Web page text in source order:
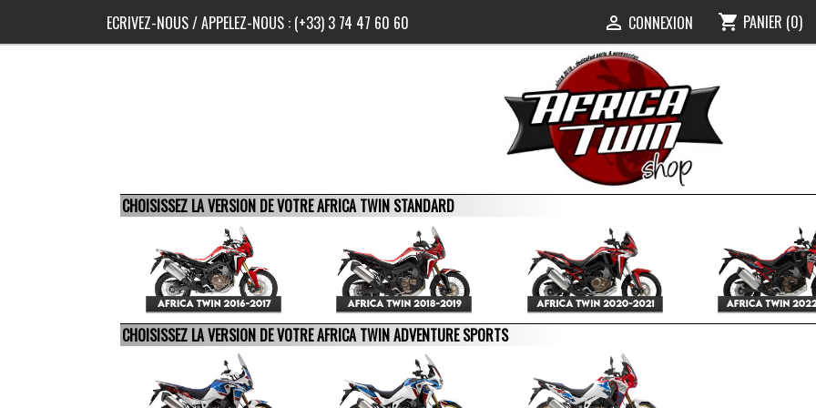
ECRIVEZ-NOUS/ APPELEZ-NOUS : (+33) 3 74 47 60 60  CONNEXION shopping_cart PANIER (0)
CHOISISSEZ LA VERSION DE VOTRE AFRICA TWIN STANDARD
CHOISISSEZ LA VERSION DE VOTRE AFRICA TWIN ADVENTURE SPORTS